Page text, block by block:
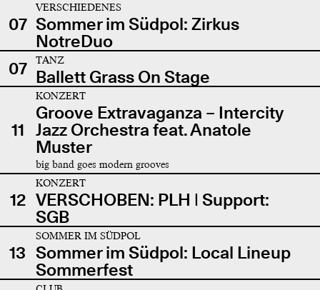
07
VERSCHIEDENES
Sommer im Südpol: Zirkus
NotreDuo
07
TANZ
Ballett Grass On Stage
11
KONZERT
Groove Extravaganza – Intercity
Jazz Orchestra feat. Anatole
Muster
big band goes modern grooves
12
KONZERT
VERSCHOBEN: PLH | Support:
SGB
13
SOMMER IM SÜDPOL
Sommer im Südpol: Local Lineup
Sommerfest